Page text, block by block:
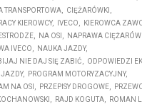
TRANSPORTOWA
CIĘŻARÓWKI
KIEROWCY
IVECO
KIEROWCA
NA OSI
NAPRAWA
IVECO
NAUKA JAZDY
NIE DAJ SIĘ ZABIĆ
ODPOWIEDZI
JAZDY
PROGRAM MOTORYZACYJNY
NA OSI
PRZEPISY DROGOWE
RAJD KOGUTA
ROMAN